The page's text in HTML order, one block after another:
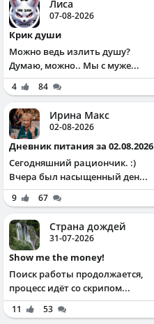
Лиса
07-08-2026
Крик души
Можно ведь излить душу?
Думаю, можно.. Мы с муже...
4 84
Ирина Макс
02-08-2026
Дневник питания за 02.08.2026
Сегодняшний рациончик. :)
Вчера был насыщенный ден...
9 67
Страна дождей
31-07-2026
Show me the money!
Поиск работы продолжается,
процесс идёт со скрипом...
11
53